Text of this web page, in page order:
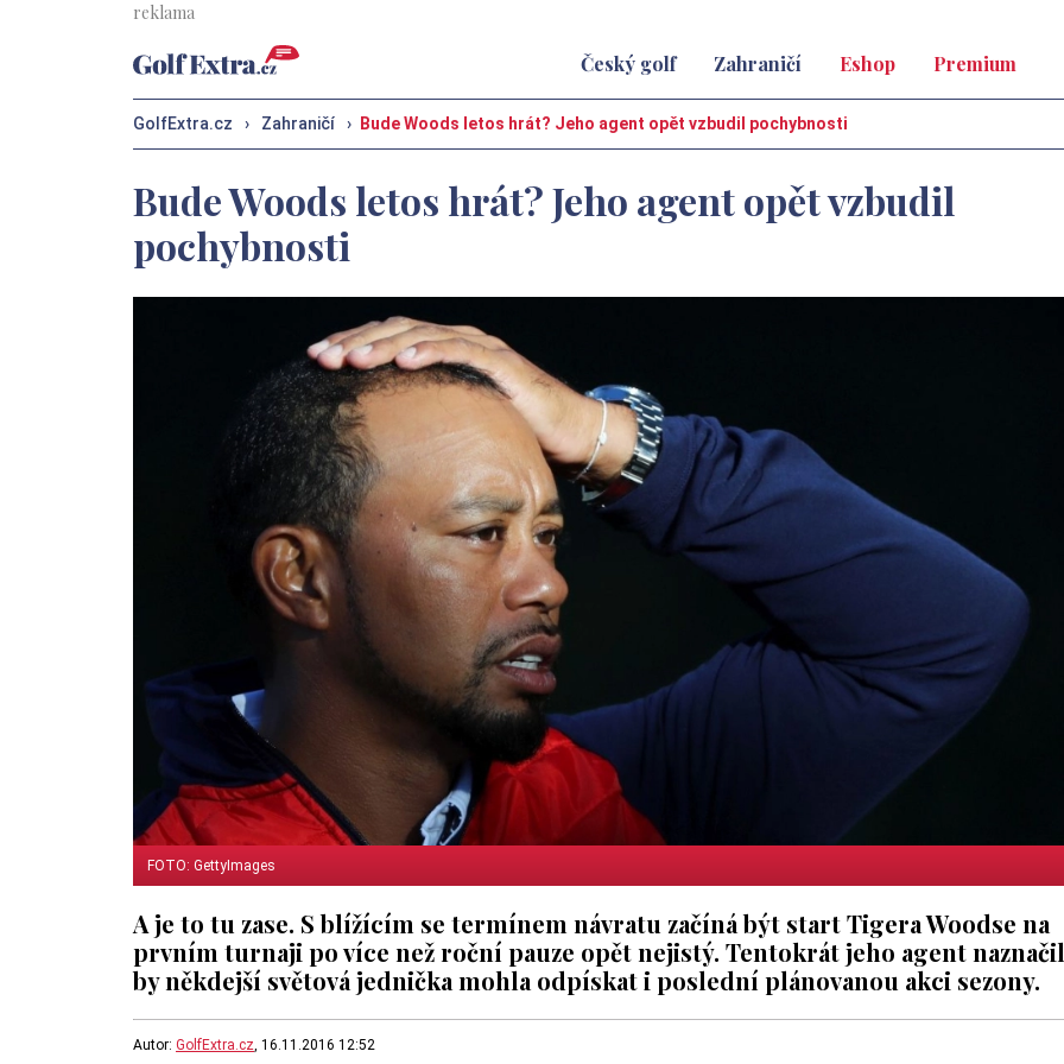
Český golf Zahraničí Eshop Premium
GolfExtra.cz › Zahraničí › Bude Woods letos hrát? Jeho agent opět vzbudil pochybnosti
Bude Woods letos hrát? Jeho agent opět vzbudil
pochybnosti
FOTO: GettyImages
A je to tu zase. S blížícím se termínem návratu začíná být start Tigera Woodse na
prvním turnaji po více než roční pauze opět nejistý. Tentokrát jeho agent
by někdejší světová jednička mohla odpískat i poslední plánovanou akci sezony.
Autor: GolfExtra.cz, 16.11.2016 12:52